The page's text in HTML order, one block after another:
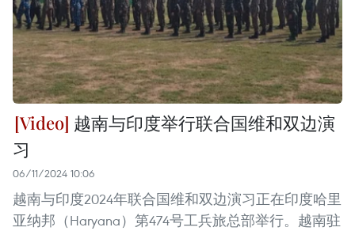
越南与印度举行联合国维和双边演
习
06/11/2024 10:06
越南与印度2024年联合国维和双边演习正在印度哈里
亚纳邦（Haryana）第474号工兵旅总部举行。越南驻